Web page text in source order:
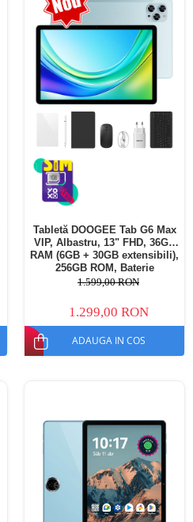
Tabletă DOOGEE Tab G6 Max
VIP, Albastru, 13" FHD, 36GB
RAM (6GB + 30GB extensibili),
256GB ROM, Baterie
10800mAh, Android, Wi-Fi
1.599,00 RON
1.299,00 RON
ADAUGA IN COS